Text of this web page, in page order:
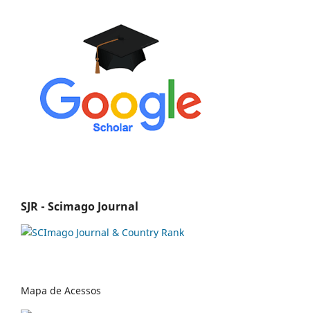
SJR - Scimago Journal
Mapa de Acessos